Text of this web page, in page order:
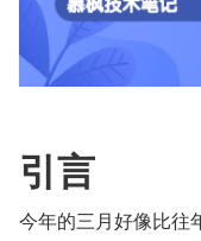
引言
今年的三月好像比往